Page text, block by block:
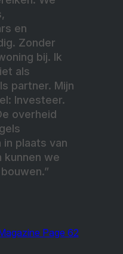
en
Zonder
bij. Ik
als
partner. Mijn
Investeer.
overheid
plaats van
kunnen we
Page 62